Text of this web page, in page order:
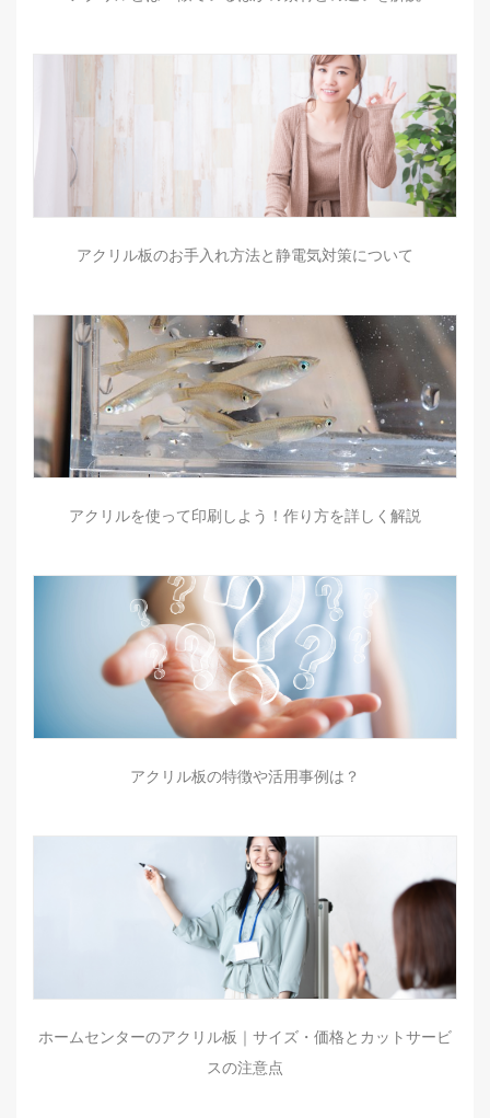
アクリル板のお手入れ方法と静電気対策について
アクリルを使って印刷しよう！作り方を詳しく解説
アクリル板の特徴や活用事例は？
ホームセンターのアクリル板｜サイズ・価格とカットサービ
スの注意点